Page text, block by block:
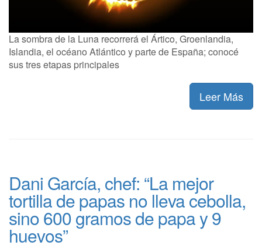
La sombra de la Luna recorrerá el Ártico, Groenlandia,
Islandia, el océano Atlántico y parte de España; conocé
sus tres etapas principales
Leer Más
Dani García, chef: “La mejor
tortilla de papas no lleva cebolla,
sino 600 gramos de papa y 9
huevos”